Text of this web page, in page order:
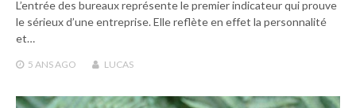
L’entrée des bureaux représente le premier indicateur qui prouve
le sérieux d’une entreprise. Elle reflète en effet la personnalité
et…
5 ANSAGO LUCAS